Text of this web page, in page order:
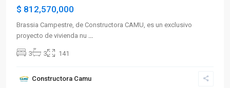
$ 812,570,000
Brassia Campestre, de Constructora CAMU, es un exclusivo
proyecto de vivienda nu ...
3 3 141
Constructora Camu
Occidente,